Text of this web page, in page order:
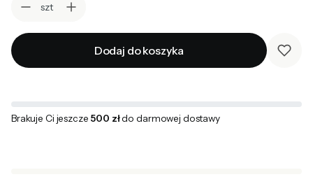
szt
Dodaj do koszyka
Brakuje Ci jeszcze 500 złdo darmowej dostawy